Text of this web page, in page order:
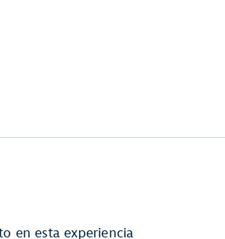
en esta experiencia